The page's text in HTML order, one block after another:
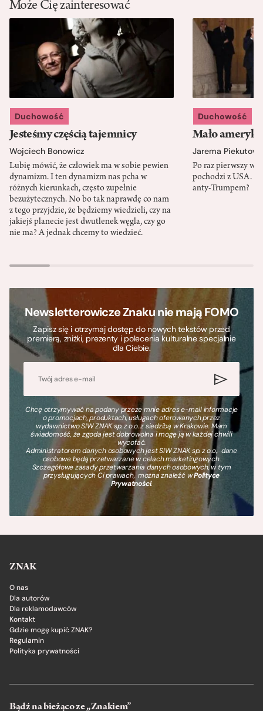
Może Cię zainteresować
Duchowość
Jesteśmy częścią tajemnicy
Wojciech Bonowicz
Lubię mówić, że człowiek ma w sobie pewien
dynamizm. I ten dynamizm nas pcha w
różnych kierunkach, często zupełnie
bezużytecznych. No bo tak naprawdę co nam
z tego przyjdzie, że będziemy wiedzieli, czy na
jakiejś planecie jest dwutlenek węgla, czy go
nie ma? A jednak chcemy to wiedzieć.
Duchowość
Mało
Jarema
Po raz pierwszy w
pochodzi z USA.
anty-Trumpem?
Newsletterowicze Znaku nie mają FOMO
Zapisz się i otrzymaj dostęp do nowych tekstów przed
premierą, zniżki, prezenty i polecenia kulturalne specjalnie
dla Ciebie.
Chcę otrzymywać na podany przeze mnie adres e-mail informacje
o promocjach, produktach, usługach oferowanych przez
wydawnictwo SIW ZNAK sp. z o.o. z siedzibą w Krakowie. Mam
świadomość, że zgoda jest dobrowolna i mogę ją w każdej chwili
wycofać.
Administratorem danych osobowych jest SIW ZNAK sp. z o.o., dane
osobowe będą przetwarzane w celach marketingowych.
Szczegółowe zasady przetwarzania danych osobowych, w tym
przysługujących Ci prawach, można znaleźć wPolityce
Prywatności.
ZNAK
O nas
Dla autorów
Dla reklamodawców
Kontakt
Gdzie mogę kupić ZNAK?
Regulamin
Polityka prywatności
Bądź na bieżąco ze „Znakiem”